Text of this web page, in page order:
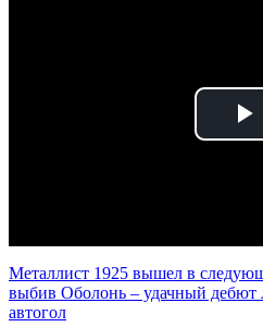
Металлист 1925 вышел в
выбив Оболонь – удачный дебют
автогол